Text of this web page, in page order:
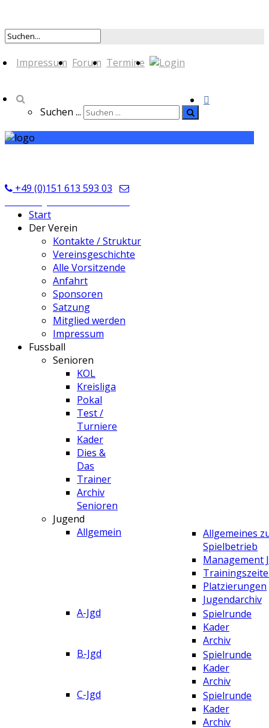
Impressum Forum Termine
Suchen ...
+49 (0)151 613 593 03
Start
Der Verein
Kontakte / Struktur
Vereinsgeschichte
Alle Vorsitzende
Anfahrt
Sponsoren
Satzung
Mitglied werden
Impressum
Fussball
Senioren
KOL
Kreisliga
Pokal
Test /
Turniere
Kader
Dies &
Das
Trainer
Archiv
Senioren
Jugend
Allgemein
Allgemeines
Spielbetrieb
Management
Platzierungen
Jugendarchiv
A-Jgd
Spielrunde
Kader
Archiv
B-Jgd
Spielrunde
Kader
Archiv
C-Jgd
Spielrunde
Kader
Archiv